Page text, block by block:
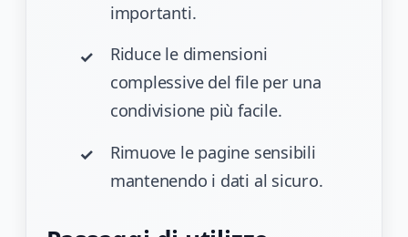
importanti.
Riduce le dimensioni
complessive del file per una
condivisione più facile.
Rimuove le pagine sensibili
mantenendo i dati al sicuro.